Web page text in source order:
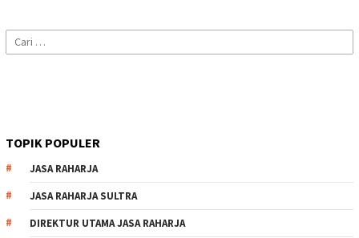
Cari
untuk:
TOPIK POPULER
JASA RAHARJA
JASA RAHARJA SULTRA
DIREKTUR UTAMA JASA RAHARJA